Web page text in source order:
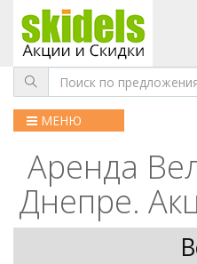
МЕНЮ
Аренда
Днепре.